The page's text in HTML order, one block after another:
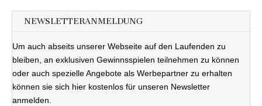
NEWSLETTERANMELDUNG
Um auch abseits unserer Webseite auf den Laufenden zu
bleiben, an exklusiven Gewinnsspielen teilnehmen zu können
oder auch spezielle Angebote als Werbepartner zu erhalten
können sie sich hier kostenlos für unseren Newsletter
anmelden.